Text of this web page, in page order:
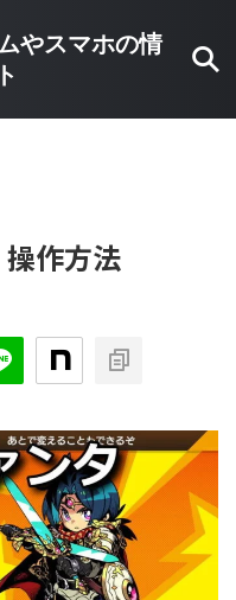
やスマホの情
操作方法